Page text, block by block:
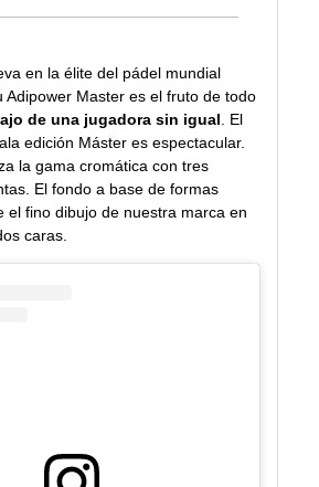
en la élite del pádel mundial
Adipower Master es el fruto de todo
de una jugadora sin igual . El
edición Máster es espectacular.
la gama cromática con tres
El fondo a base de formas
el fino dibujo de nuestra marca en
caras.